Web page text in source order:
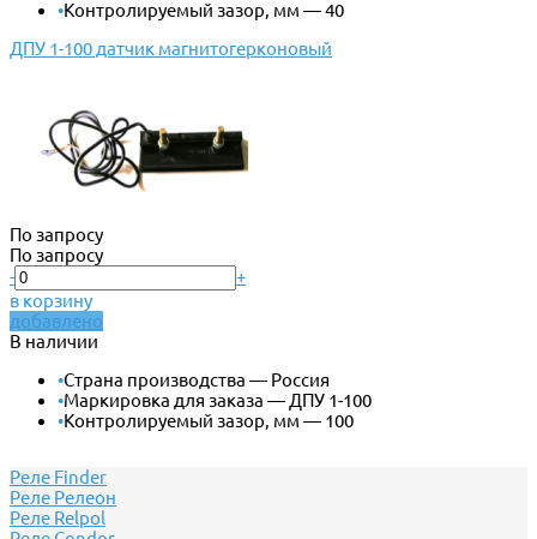
•Контролируемый зазор, мм — 40
ДПУ 1-100 датчик магнитогерконовый
По запросу
По запросу
-
+
в корзину
добавлено
В наличии
•Страна производства — Россия
•Маркировка для заказа — ДПУ 1-100
•Контролируемый зазор, мм — 100
Реле Finder
Реле Релеон
Реле Relpol